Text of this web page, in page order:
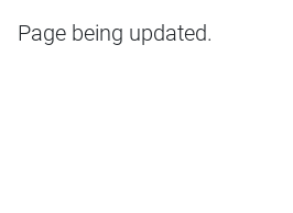
Page being updated.